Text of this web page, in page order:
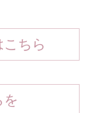
ちら
を